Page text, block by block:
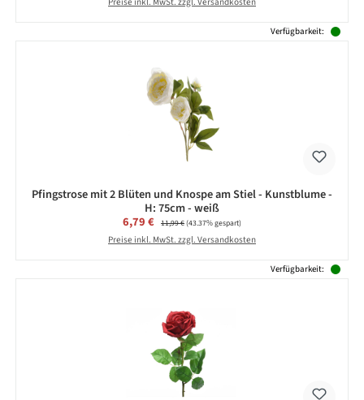
Verfügbarkeit:
Pfingstrose mit 2 Blüten und Knospe am Stiel - Kunstblume -
H: 75cm - weiß
Verkaufspreis:
6,79 € Regulärer Preis:
11,99 €(43.37% gespart)
Preise inkl. MwSt. zzgl. Versandkosten
Verfügbarkeit: